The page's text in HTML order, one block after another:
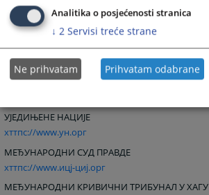
САВЕТ ЕВРОПЕ У СТРАЗБУРУ
хттпс://www.цое.инт
ЕВРОПСКИ СУД ЗА ЉУДСКА ПРАВА
хттпс://www.ецхр.цое.инт
УЈЕДИЊЕНЕ НАЦИЈЕ
хттпс://www.ун.орг
МЕЂУНАРОДНИ СУД ПРАВДЕ
хттпс://www.ицј-циј.орг
МЕЂУНАРОДНИ КРИВИЧНИ ТРИБУНАЛ У ХАГУ
Analitika o posjećenosti stranica
↓ 2 Servisi treće strane
Ne prihvatam Prihvatam odabrane